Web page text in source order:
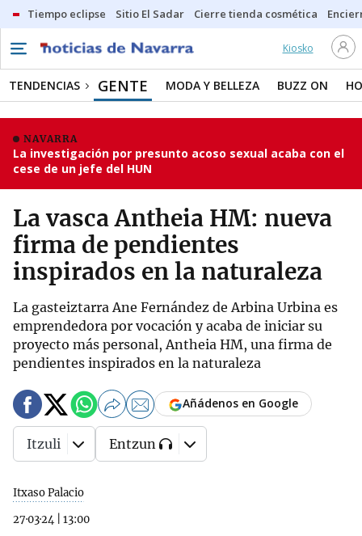
Tiempo eclipse Sitio El Sadar Cierre tienda cosmética
Kiosko
TENDENCIAS GENTE MODA Y BELLEZA BUZZ ON
NAVARRA
La investigación por presunto acoso sexual acaba con el
cese de un jefe del HUN
La vasca Antheia HM: nueva
firma de pendientes
inspirados en la naturaleza
La gasteiztarra Ane Fernández de Arbina Urbina es
emprendedora por vocación y acaba de iniciar su
proyecto más personal, Antheia HM, una firma de
pendientes inspirados en la naturaleza
Itxaso Palacio
27·03·24
13:00
Añádenos en Google
Itzuli Entzun